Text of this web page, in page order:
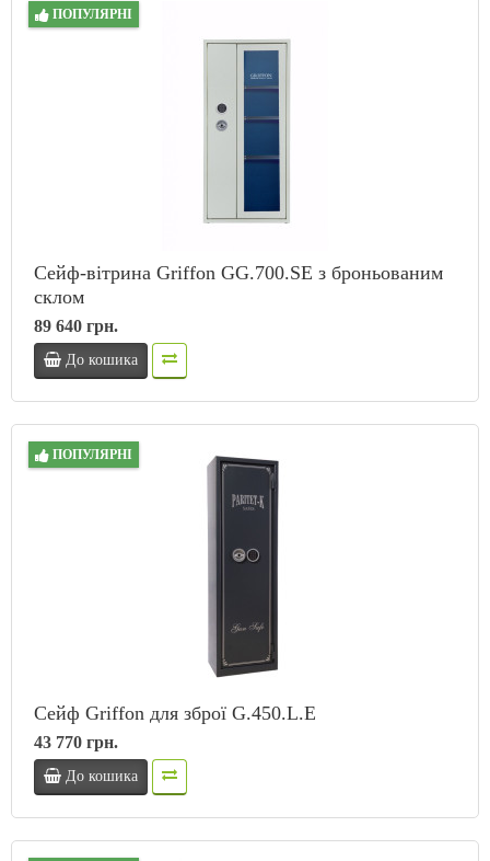
ПОПУЛЯРНІ
Сейф-вітрина Griffon GG.700.SE з броньованим
склом
89 640 грн.
До кошика
ПОПУЛЯРНІ
Сейф Griffon для зброї G.450.L.E
43 770 грн.
До кошика